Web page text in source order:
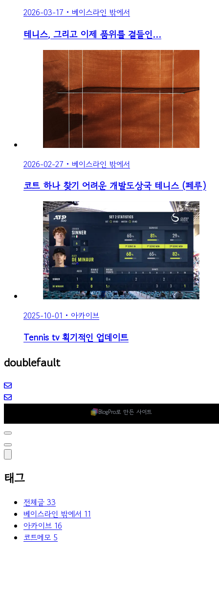
2026-03-17 • 베이스라인 밖에서
테니스, 그리고 이제 품위를 곁들인…
2026-02-27 • 베이스라인 밖에서
코트 하나 찾기 어려운 개발도상국 테니스 (페루)
2025-10-01 • 아카이브
Tennis tv 획기적인 업데이트
doublefault
BlogPro로 만든 사이트
태그
전체글 33
베이스라인 밖에서 11
아카이브 16
코트메모 5